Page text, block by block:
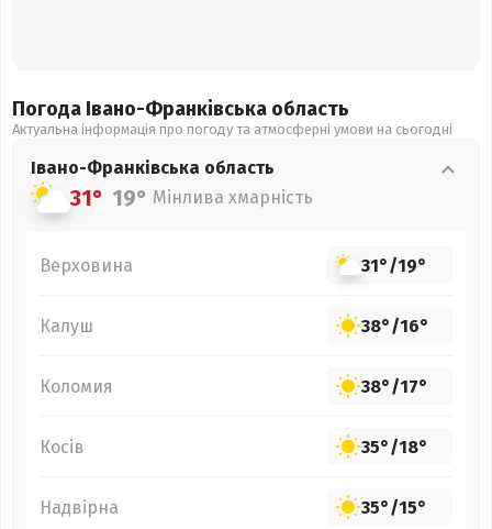
Погода Івано-Франківська область
Актуальна інформація про погоду та атмосферні умови на сьогодні
Івано-Франківська область
31° 19° Мінлива хмарність
Верховина 31°/19°
Калуш 38°/16°
Коломия 38°/17°
Косів 35°/18°
Надвірна 35°/15°